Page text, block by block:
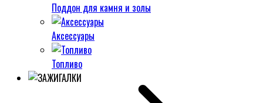
Поддон для камня и золы
Аксессуары
Топливо